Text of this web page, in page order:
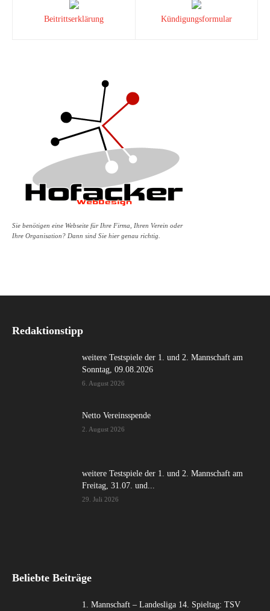
Beitrittserklärung Kündigungsformular
Sie benötigen eine Webseite für Ihre Firma, Ihren Verein oder
Ihre Organisation? Dann sind Sie hier genau richtig.
Redaktionstipp
weitere Testspiele der 1. und 2. Mannschaft am
Sonntag, 09.08.2026
6. August 2026
Netto Vereinsspende
2. August 2026
weitere Testspiele der 1. und 2. Mannschaft am
Freitag, 31.07. und...
29. Juli 2026
Beliebte Beiträge
1. Mannschaft – Landesliga 14. Spieltag: TSV